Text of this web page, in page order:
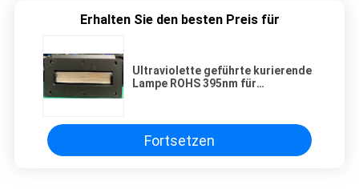
Erhalten Sie den besten Preis für
Ultraviolette geführte kurierende
Lampe ROHS 395nm für
Fortsetzen